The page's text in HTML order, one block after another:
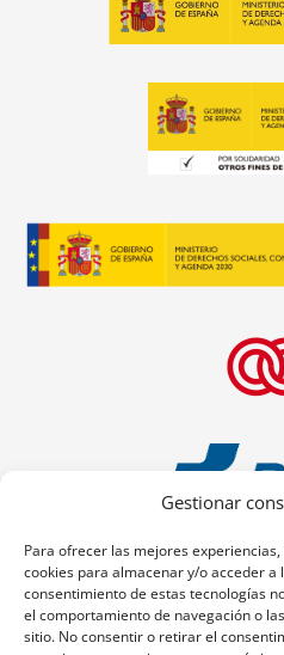
Gestionar
Para ofrecer las mejores
cookies para almacenar y/o acceder a
consentimiento de estas tecnologías
el comportamiento de navegación o
sitio. No consentir o retirar el